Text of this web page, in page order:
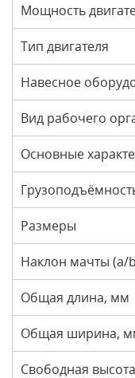
Мощность
Тип двигателя
Навесное
Вид рабочего
Основные
Размеры
Наклон мачты (a/
Общая длина, мм
Общая ширина,
Свободная